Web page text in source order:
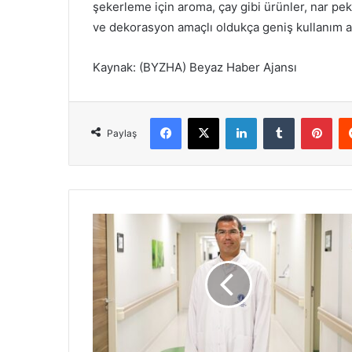
şekerleme için aroma, çay gibi ürünler, nar
ve dekorasyon amaçlı oldukça geniş kullanım
Kaynak: (BYZHA) Beyaz Haber Ajansı
Paylaş
M
m
e
K
a
n